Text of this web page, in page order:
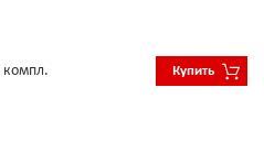
компл. Купить